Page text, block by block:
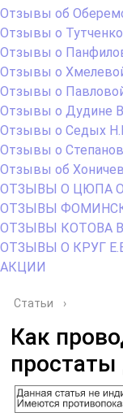
Отзывы об
Отзывы о
Отзывы о
Отзывы о
Отзывы о
Отзывы о Дудине
Отзывы о Седых
Отзывы о
Отзывы об
ОТЗЫВЫ О ЦЮПА
ОТЗЫВЫ
ОТЗЫВЫ КОТОВА
ОТЗЫВЫ О КРУГ
АКЦИИ
Статьи ›
Как
простаты